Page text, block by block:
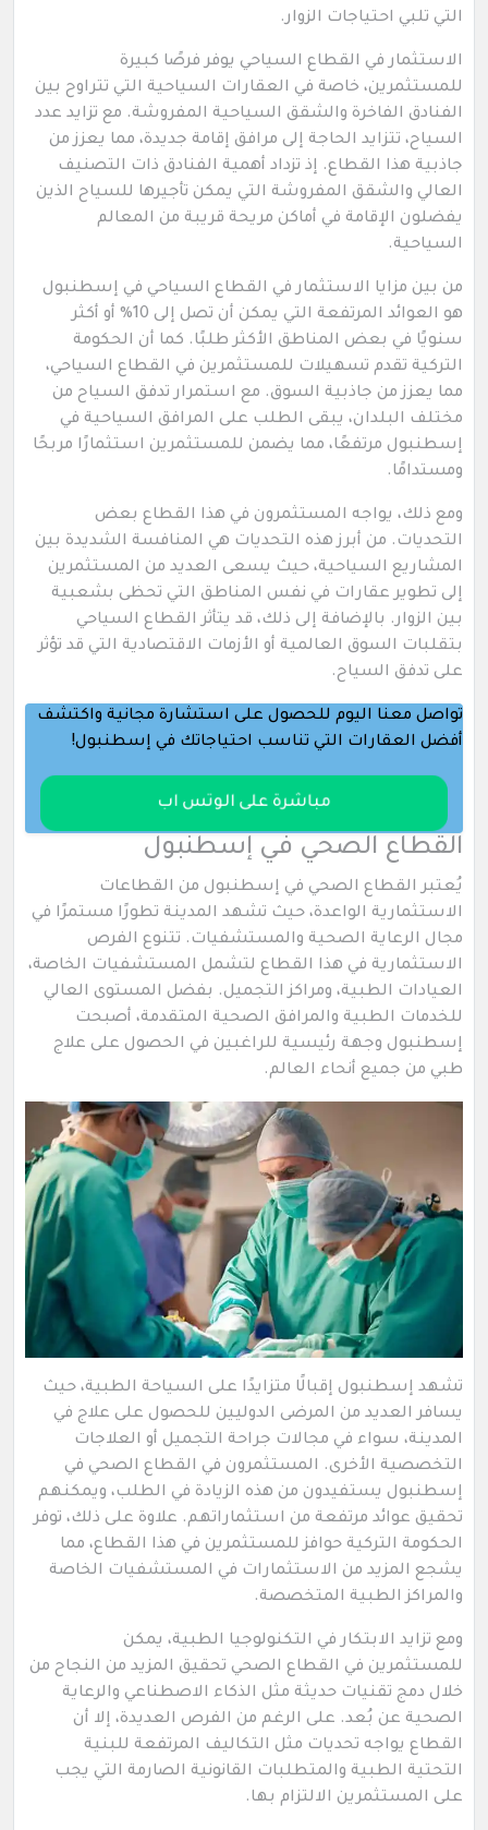
التي تلبي احتياجات الزوار.
الاستثمار في القطاع السياحي يوفر فرصًا كبيرة
للمستثمرين، خاصة في العقارات السياحية التي تتراوح بين
الفنادق الفاخرة والشقق السياحية المفروشة. مع تزايد عدد
السياح، تتزايد الحاجة إلى مرافق إقامة جديدة، مما يعزز من
جاذبية هذا القطاع. إذ تزداد أهمية الفنادق ذات التصنيف
العالي والشقق المفروشة التي يمكن تأجيرها للسياح الذين
يفضلون الإقامة في أماكن مريحة قريبة من المعالم
السياحية.
من بين مزايا الاستثمار في القطاع السياحي في إسطنبول
هو العوائد المرتفعة التي يمكن أن تصل إلى 10% أو أكثر
سنويًا في بعض المناطق الأكثر طلبًا. كما أن الحكومة
التركية تقدم تسهيلات للمستثمرين في القطاع السياحي،
مما يعزز من جاذبية السوق. مع استمرار تدفق السياح من
مختلف البلدان، يبقى الطلب على المرافق السياحية في
إسطنبول مرتفعًا، مما يضمن للمستثمرين استثمارًا مربحًا
ومستدامًا.
ومع ذلك، يواجه المستثمرون في هذا القطاع بعض
التحديات. من أبرز هذه التحديات هي المنافسة الشديدة بين
المشاريع السياحية، حيث يسعى العديد من المستثمرين
إلى تطوير عقارات في نفس المناطق التي تحظى بشعبية
بين الزوار. بالإضافة إلى ذلك، قد يتأثر القطاع السياحي
بتقلبات السوق العالمية أو الأزمات الاقتصادية التي قد تؤثر
على تدفق السياح.
تواصل معنا اليوم للحصول على استشارة مجانية واكتشف
أفضل العقارات التي تناسب احتياجاتك في إسطنبول!
مباشرة على الوتس اب
القطاع الصحي في إسطنبول
يُعتبر القطاع الصحي في إسطنبول من القطاعات
الاستثمارية الواعدة، حيث تشهد المدينة تطورًا مستمرًا في
مجال الرعاية الصحية والمستشفيات. تتنوع الفرص
الاستثمارية في هذا القطاع لتشمل المستشفيات الخاصة،
العيادات الطبية، ومراكز التجميل. بفضل المستوى العالي
للخدمات الطبية والمرافق الصحية المتقدمة، أصبحت
إسطنبول وجهة رئيسية للراغبين في الحصول على علاج
طبي من جميع أنحاء العالم.
تشهد إسطنبول إقبالًا متزايدًا على السياحة الطبية، حيث
يسافر العديد من المرضى الدوليين للحصول على علاج في
المدينة، سواء في مجالات جراحة التجميل أو العلاجات
التخصصية الأخرى. المستثمرون في القطاع الصحي في
إسطنبول يستفيدون من هذه الزيادة في الطلب، ويمكنهم
تحقيق عوائد مرتفعة من استثماراتهم. علاوة على ذلك، توفر
الحكومة التركية حوافز للمستثمرين في هذا القطاع، مما
يشجع المزيد من الاستثمارات في المستشفيات الخاصة
والمراكز الطبية المتخصصة.
ومع تزايد الابتكار في التكنولوجيا الطبية، يمكن
للمستثمرين في القطاع الصحي تحقيق المزيد من النجاح من
خلال دمج تقنيات حديثة مثل الذكاء الاصطناعي والرعاية
الصحية عن بُعد. على الرغم من الفرص العديدة، إلا أن
القطاع يواجه تحديات مثل التكاليف المرتفعة للبنية
التحتية الطبية والمتطلبات القانونية الصارمة التي يجب
على المستثمرين الالتزام بها.